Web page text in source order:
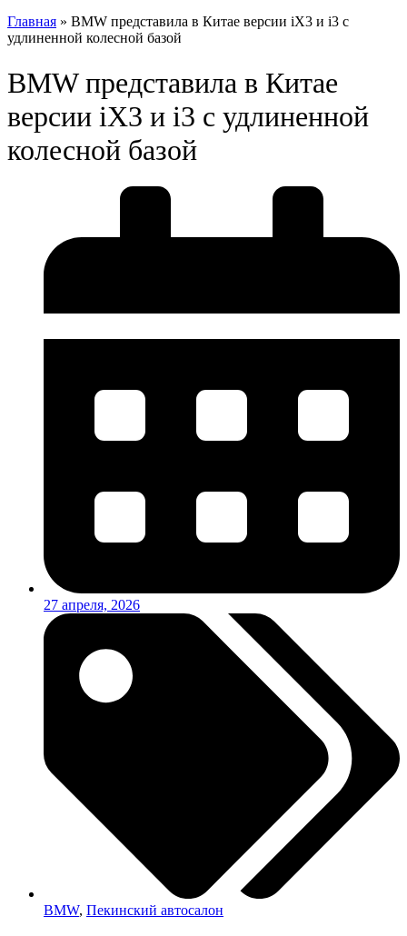
Главная » BMW представила в Китае версии iX3 и i3 с
удлиненной колесной базой
BMW представила в Китае
версии iX3 и i3 с удлиненной
колесной базой
27 апреля, 2026
BMW, Пекинский автосалон